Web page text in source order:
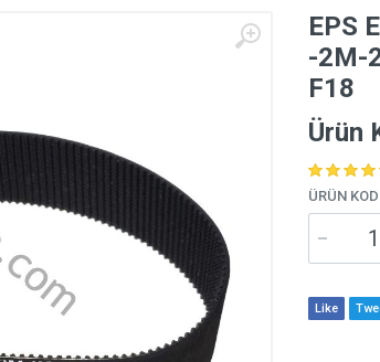
EPS
-2M-
F18
Ürün
ÜRÜN
Like